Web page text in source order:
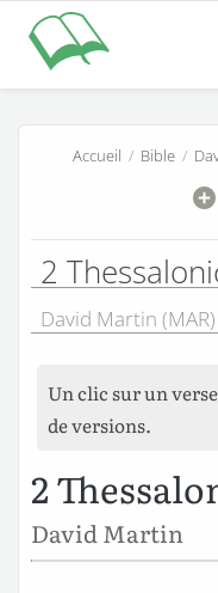
Accueil / Bible/
2
David Martin
Un clic sur un
de versions.
2
David Martin